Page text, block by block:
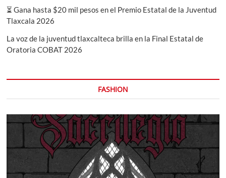
⏳ Gana hasta $20 mil pesos en el Premio Estatal de la Juventud
Tlaxcala 2026
La voz de la juventud tlaxcalteca brilla en la Final Estatal de
Oratoria COBAT 2026
FASHION